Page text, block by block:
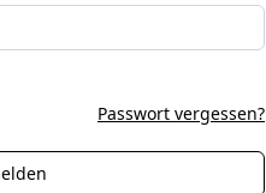
Passwort vergessen?